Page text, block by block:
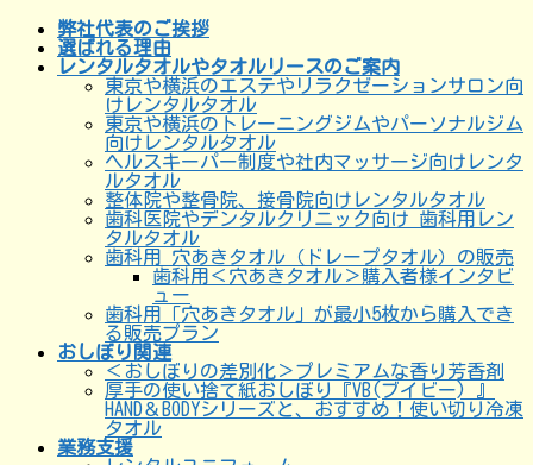
弊社代表のご挨拶
選ばれる理由
レンタルタオルやタオルリースのご案内
東京や横浜のエステやリラクゼーションサロン向
けレンタルタオル
東京や横浜のトレーニングジムやパーソナルジム
向けレンタルタオル
ヘルスキーパー制度や社内マッサージ向けレンタ
ルタオル
整体院や整骨院、接骨院向けレンタルタオル
歯科医院やデンタルクリニック向け 歯科用レン
タルタオル
歯科用 穴あきタオル（ドレープタオル）の販売
歯科用＜穴あきタオル＞購入者様インタビ
ュー
歯科用「穴あきタオル」が最小5枚から購入でき
る販売プラン
おしぼり関連
＜おしぼりの差別化＞プレミアムな香り芳香剤
厚手の使い捨て紙おしぼり『VB(ブイビー) 』
HAND＆BODYシリーズと、おすすめ！使い切り冷凍
タオル
業務支援